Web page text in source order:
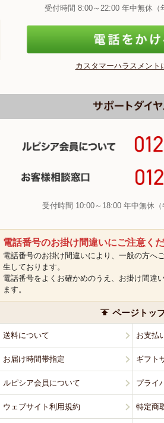
受付時間 8:00～22:00 年中無休（
カスタマーハラスメント
受付時間 10:00～18:00 年中無休（
電話番号のお掛け間違いにご注意く
電話番号のお掛け間違いにより、一般の方へ
生しております。
電話番号をよくお確かめのうえ、お掛け間違
ます。
ページトッ
送料について お支払
お届け時間帯指定 ギフト
ルピシア会員について プライ
ウェブサイト利用規約 特定商